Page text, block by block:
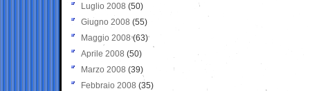
Luglio 2008 (50)
Giugno 2008 (55)
Maggio 2008(63)
Aprile 2008 (50)
Marzo 2008 (39)
Febbraio 2008 (35)